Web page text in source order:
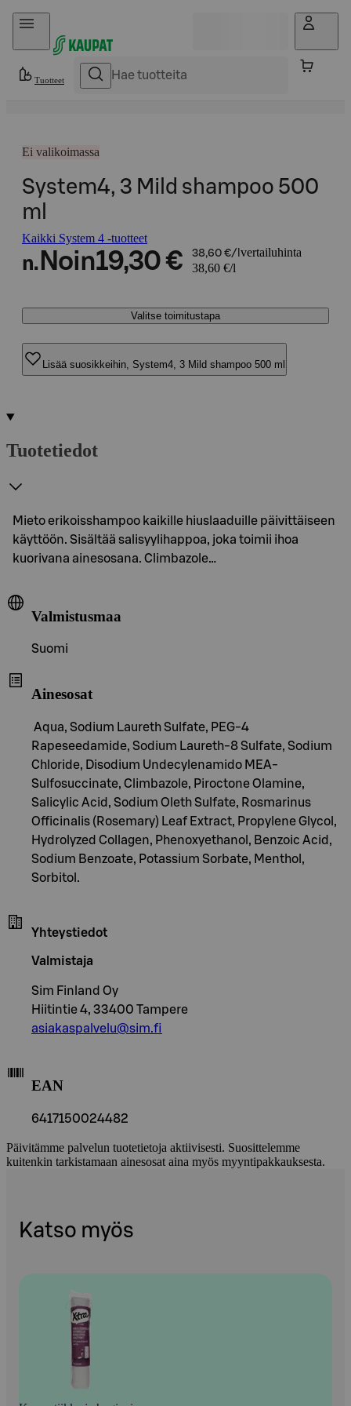
Hyppää sisältöön
Tuotteet
Ei valikoimassa
System4, 3 Mild shampoo 500
ml
Kaikki System 4 -tuotteet
n. Noin19,30 € 38,60 €/l vertailuhinta
38,60 €/l
Valitse toimitustapa
Lisää suosikkeihin, System4, 3 Mild shampoo 500 ml
Tuotetiedot
Mieto erikoisshampoo kaikille hiuslaaduille päivittäiseen
käyttöön. Sisältää salisyylihappoa, joka toimii ihoa
kuorivana ainesosana. Climbazole…
Valmistusmaa
Suomi
Ainesosat
Aqua, Sodium Laureth Sulfate, PEG-4
Rapeseedamide, Sodium Laureth-8 Sulfate, Sodium
Chloride, Disodium Undecylenamido MEA-
Sulfosuccinate, Climbazole, Piroctone Olamine,
Salicylic Acid, Sodium Oleth Sulfate, Rosmarinus
Officinalis (Rosemary) Leaf Extract, Propylene Glycol,
Hydrolyzed Collagen, Phenoxyethanol, Benzoic Acid,
Sodium Benzoate, Potassium Sorbate, Menthol,
Sorbitol.
Yhteystiedot
Valmistaja
Sim Finland Oy
Hiitintie 4, 33400 Tampere
asiakaspalvelu@sim.fi
EAN
6417150024482
Päivitämme palvelun tuotetietoja aktiivisesti. Suosittelemme
kuitenkin tarkistamaan ainesosat aina myös myyntipakkauksesta.
Katso myös